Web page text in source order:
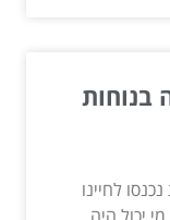
בנוחות
לחיינו